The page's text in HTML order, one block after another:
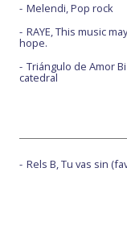
Melendi, Pop rock
RAYE, This music
hope.
Triángulo de Amor
catedral
Rels B, Tu vas sin